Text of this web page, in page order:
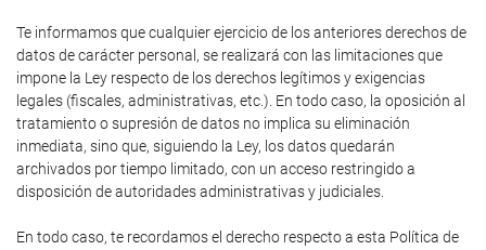
Te informamos que cualquier ejercicio de los anteriores derechos de
datos de carácter personal, se realizará con las limitaciones que
impone la Ley respecto de los derechos legítimos y exigencias
legales (fiscales, administrativas, etc.). En todo caso, la oposición al
tratamiento o supresión de datos no implica su eliminación
inmediata, sino que, siguiendo la Ley, los datos quedarán
archivados por tiempo limitado, con un acceso restringido a
disposición de autoridades administrativas y judiciales.
En todo caso, te recordamos el derecho respecto a esta Política de